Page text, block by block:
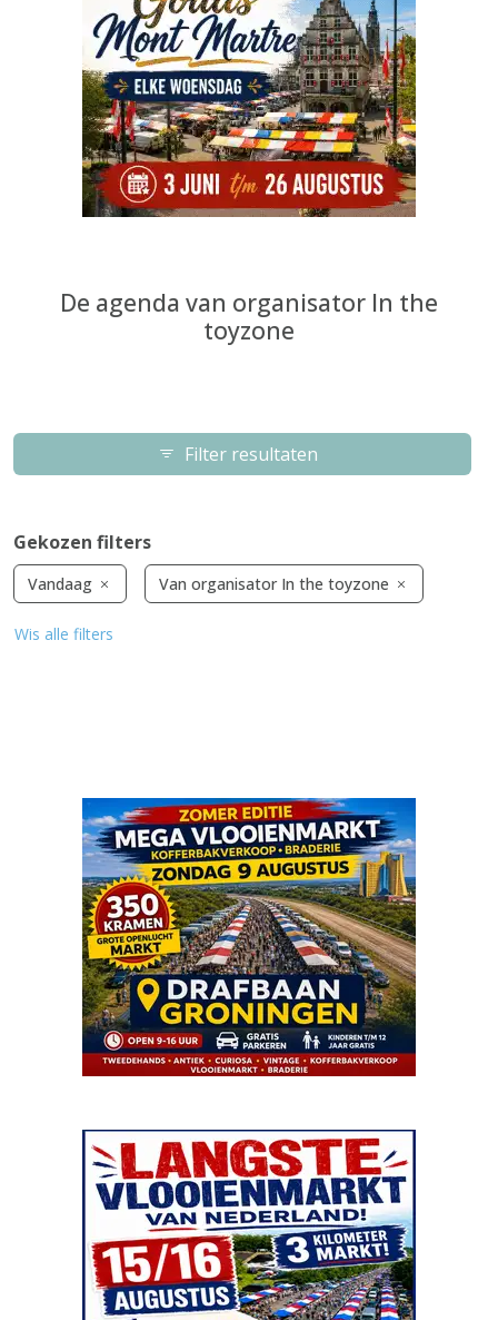
De agenda van organisator In the
toyzone
Filter resultaten
Gekozen filters
Vandaag Van organisator In the toyzone
Wis alle filters